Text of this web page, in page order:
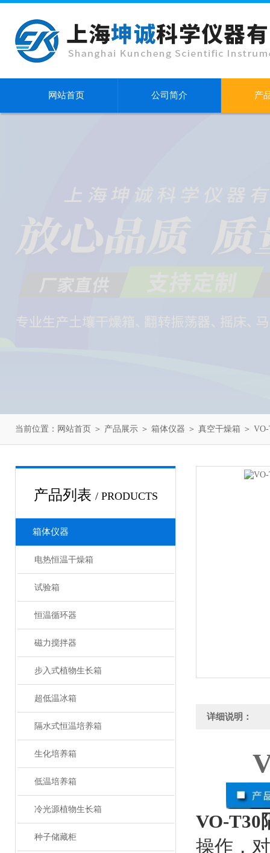
网站首页 公司简介 产
当前位置： 网站首页 ＞ 产品展示 ＞ 箱体仪器 ＞ 真空干燥箱 ＞
产品列表 / PRODUCTS
箱体仪器
电热恒温干燥箱
试验箱
恒温循环器
磁力搅拌器
步入式植物生长箱
超低温冰箱
隔水式恒温培养箱
生化培养箱
低温培养箱
冷光源植物生长箱
种子储藏柜
详细说明：
VO-T30
操作，